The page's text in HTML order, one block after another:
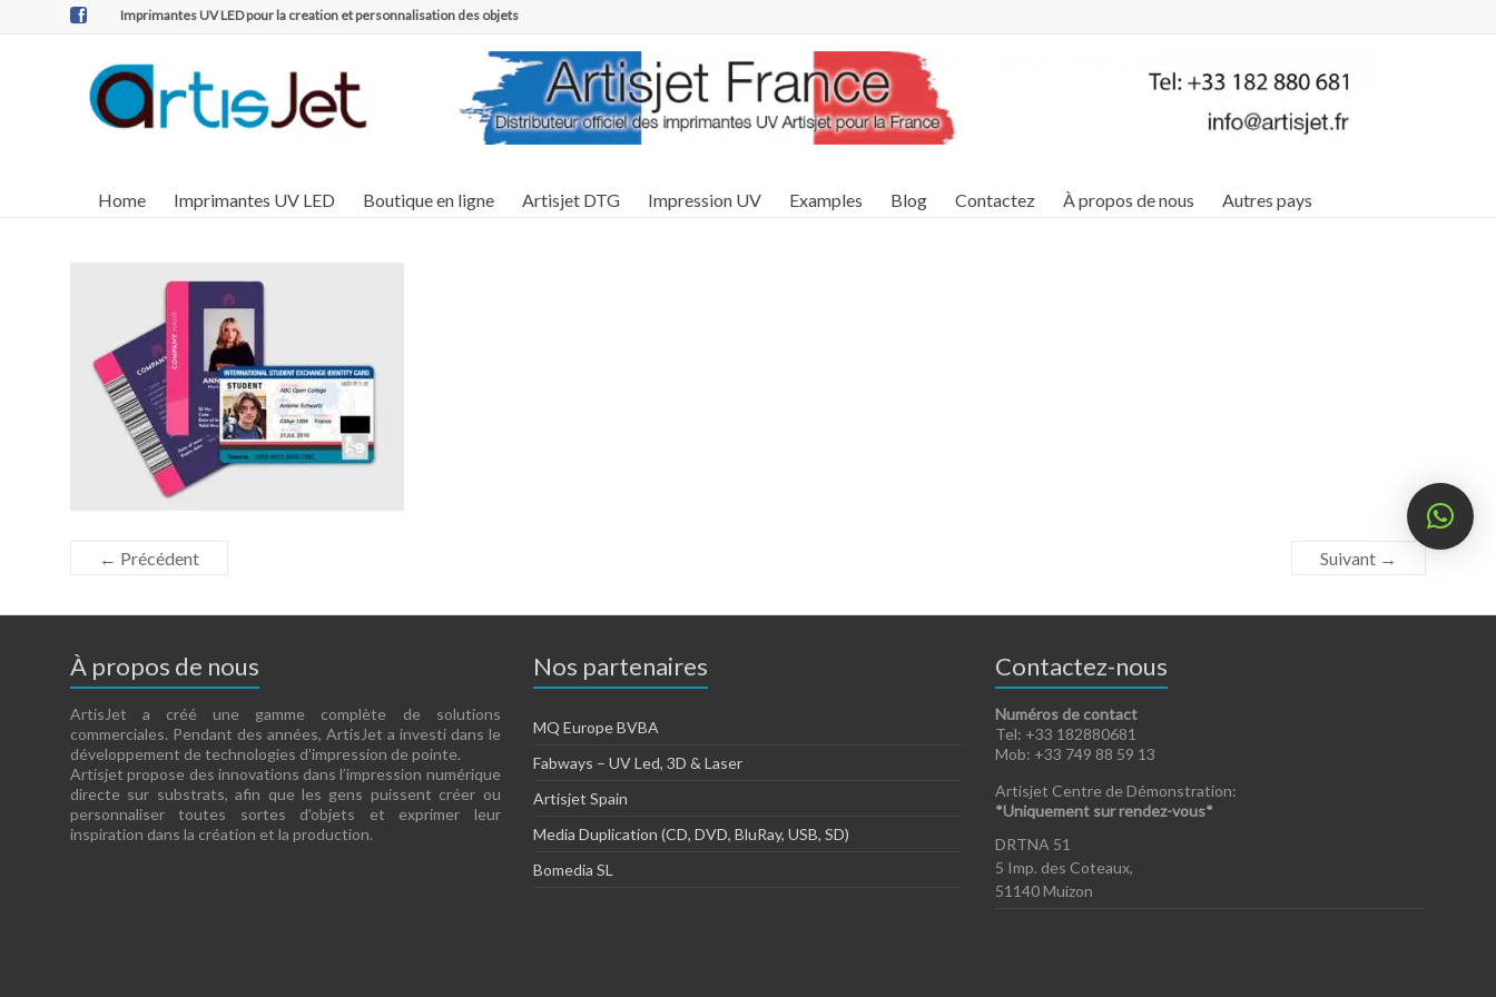
Imprimantes UV LED pour la creation et personnalisation des objets
Artisjet
France
Distributeur
officiel des
imprimantes
FranceHome Imprimantes UV LED Boutique en ligne Artisjet DTG Impression UV Examples Blog Contactez À propos de nous Autres pays
← Précédent Suivant →
À propos de nous
ArtisJet a créé une gamme complète de solutions
commerciales. Pendant des années, ArtisJet a investi dans le
développement de technologies d’impression de pointe.
Artisjet propose des innovations dans l’impression numérique
directe sur substrats, afin que les gens puissent créer ou
personnaliser toutes sortes d’objets et exprimer leur
inspiration dans la création et la production.
Nos partenaires
MQ Europe BVBA
Fabways – UV Led, 3D & Laser
Artisjet Spain
Media Duplication (CD, DVD, BluRay, USB, SD)
Bomedia SL
Contactez-nous
Numéros de contact
Tel: +33 182880681
Mob: +33 749 88 59 13
Artisjet Centre de Démonstration:
*Uniquement sur rendez-vous*
DRTNA 51
5 Imp. des Coteaux,
51140 Muizon